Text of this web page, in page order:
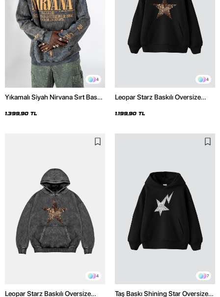
4
Yıkamalı Siyah Nirvana Sırt Baskılı
1.399,90 TL
4
Leopar Starz Baskılı Oversize
1.199,90 TL
4
Leopar Starz Baskılı Oversize
7
Taş Baskı Shining Star Oversize